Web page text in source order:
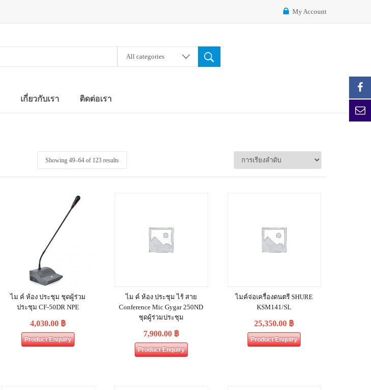
My Account
All categories
เกี่ยวกับเรา ติดต่อเรา
Showing 49–64of 123 results
ไม ค์ ห้อง ประชุม ชุดผู้ร่วม
ประชุม CF-50DR NPE
4,030.00 ฿
Product Enquiry
ไม ค์ ห้อง ประชุม ไร้ สาย
Conference Mic Gygar 250ND
ชุดผู้ร่วมประชุม
7,900.00 ฿
Product Enquiry
ไมค์จ่อเครื่องดนตรี SHURE
KSM141/SL
25,350.00 ฿
Product Enquiry